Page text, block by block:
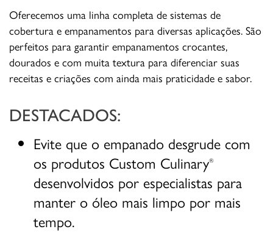
Oferecemos uma linha completa de sistemas de
cobertura e empanamentos para diversas aplicações. São
perfeitos para garantir empanamentos crocantes,
dourados e com muita textura para diferenciar suas
receitas e criações com ainda mais praticidade e sabor.
DESTACADOS:
Evite que o empanado desgrude com
os produtos Custom Culinary®
desenvolvidos por especialistas para
manter o óleo mais limpo por mais
tempo.